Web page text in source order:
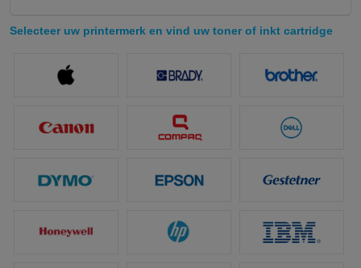
Selecteer uw printermerk en vind uw toner of inkt cartridge